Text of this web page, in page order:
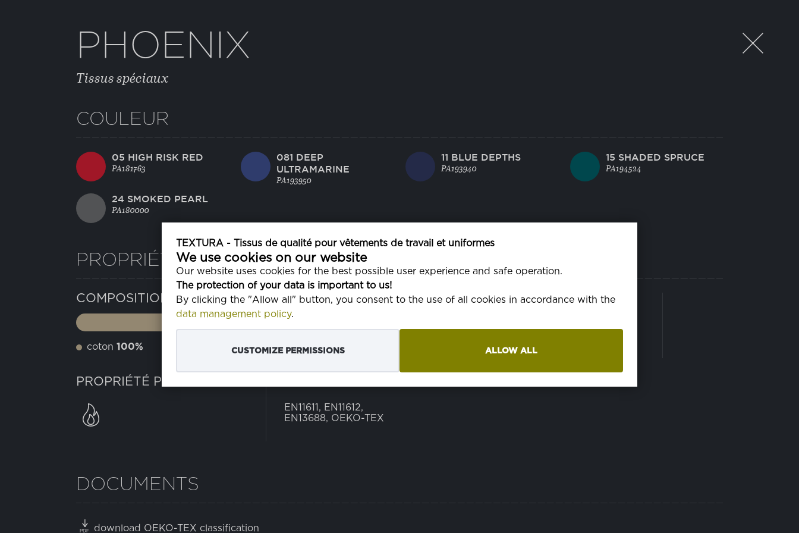
TEXTURA - Tissus de qualité pour vêtements de travail et uniformes
We use cookies on our website
Our website uses cookies for the best possible user experience and safe operation.
The protection of your data is important to us!
By clicking the "Allow all" button, you consent to the use of all cookies in accordance with the
data management policy.
ALLOW ALL
CUSTOMIZE PERMISSIONS
PHOENIX
Tissus spéciaux
COULEUR
05 HIGH RISK RED
PA181763
081 DEEP
ULTRAMARINE
PA193950
11 BLUE DEPTHS
PA193940
15 SHADED SPRUCE
PA194524
24 SMOKED PEARL
PA180000
PROPRIÉTÉS
COMPOSITION
coton 100%
POIDS 350 g
TISSAGE
LAVABILITÉ
PROPRIÉTÉ PARTICULIÈRE
EN11611, EN11612,
EN13688, OEKO-TEX
DOCUMENTS
download OEKO-TEX classification